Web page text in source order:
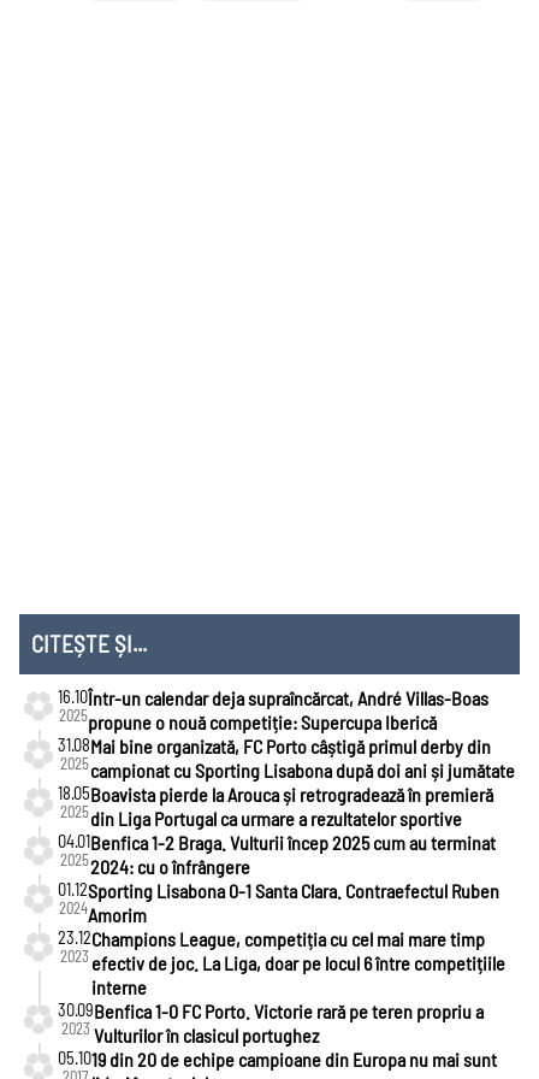
Liga
Națiunilor
CITEȘTE ȘI...
16.10
2025
Într-un calendar deja supraîncărcat, André Villas-Boas
propune o nouă competiție: Supercupa Iberică
31.08
2025
Mai bine organizată, FC Porto câștigă primul derby din
campionat cu Sporting Lisabona după doi ani și jumătate
18.05
2025
Boavista pierde la Arouca și retrogradează în premieră
din Liga Portugal ca urmare a rezultatelor sportive
04.01
2025
Benfica 1-2 Braga. Vulturii încep 2025 cum au terminat
2024: cu o înfrângere
01.12
2024
Sporting Lisabona 0-1 Santa Clara. Contraefectul Ruben
Amorim
23.12
2023
Champions League, competiția cu cel mai mare timp
efectiv de joc. La Liga, doar pe locul 6 între competițiile
interne
30.09
2023
Benfica 1-0 FC Porto. Victorie rară pe teren propriu a
Vulturilor în clasicul portughez
05.1019 din 20 de echipe campioane din Europa nu mai sunt